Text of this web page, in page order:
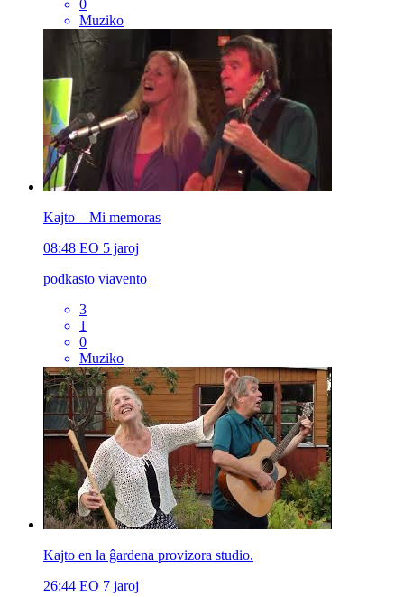
0
Muziko
Kajto – Mi memoras
08:48 EO 5 jaroj
podkasto viavento
3
1
0
Muziko
Kajto en la ĝardena provizora studio.
26:44 EO 7 jaroj